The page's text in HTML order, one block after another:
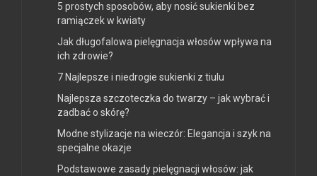
5 prostych sposobów, aby nosić sukienki bez
ramiączek w kwiaty
Jak długofalowa pielęgnacja włosów wpływa na
ich zdrowie?
7 Najlepsze i niedrogie sukienki z tiulu
Najlepsza szczoteczka do twarzy – jak wybrać i
zadbać o skórę?
Modne stylizacje na wieczór: Elegancja i szyk na
specjalne okazje
Podstawowe zasady pielęgnacji włosów: jak